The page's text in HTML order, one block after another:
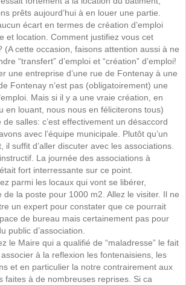
prêts aujourd’hui à en louer une partie.
écart en termes de création d’emploi
et location. Comment justifiez vous cet
(A cette occasion, faisons attention aussi à ne
“transfert” d’emploi et “création” d’emploi!
une entreprise d’une rue de Fontenay à une
Fontenay n’est pas (obligatoirement) une
Mais si il y a une vraie création, en
en louant, nous nous en féliciterons tous)
de salles: c’est effectivement un désaccord
avec l’équipe municipale. Plutôt qu’un
il suffit d’aller discuter avec les associations.
La journée des associations à
fort interressante sur ce point.
parmi les locaux qui vont se libérer,
de la poste pour 1000 m2. Allez le visiter. Il ne
un expert pour constater que ce pourrait
de bureau mais certainement pas pour
public d’association.
le Maire qui a qualifié de “maladresse” le fait
à la reflexion les fontenaisiens, les
et en particulier la notre contrairement aux
faites à de nombreuses reprises. Si ca